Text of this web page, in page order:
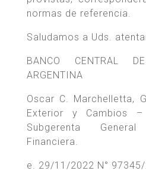
normas de referencia.
Saludamos a Uds.
BANCO CENTRAL
ARGENTINA
Oscar C. Marchelletta,
Exterior y Cambios
Subgerenta
Financiera.
e. 29/11/2022 N°